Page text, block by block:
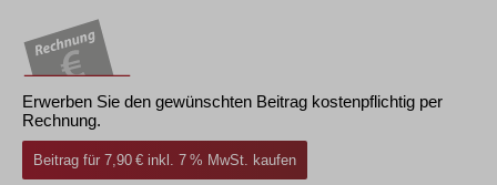
Erwerben Sie den gewünschten Beitrag kostenpflichtig per
Rechnung.
Beitrag für 7,90 € inkl. 7 % MwSt. kaufen